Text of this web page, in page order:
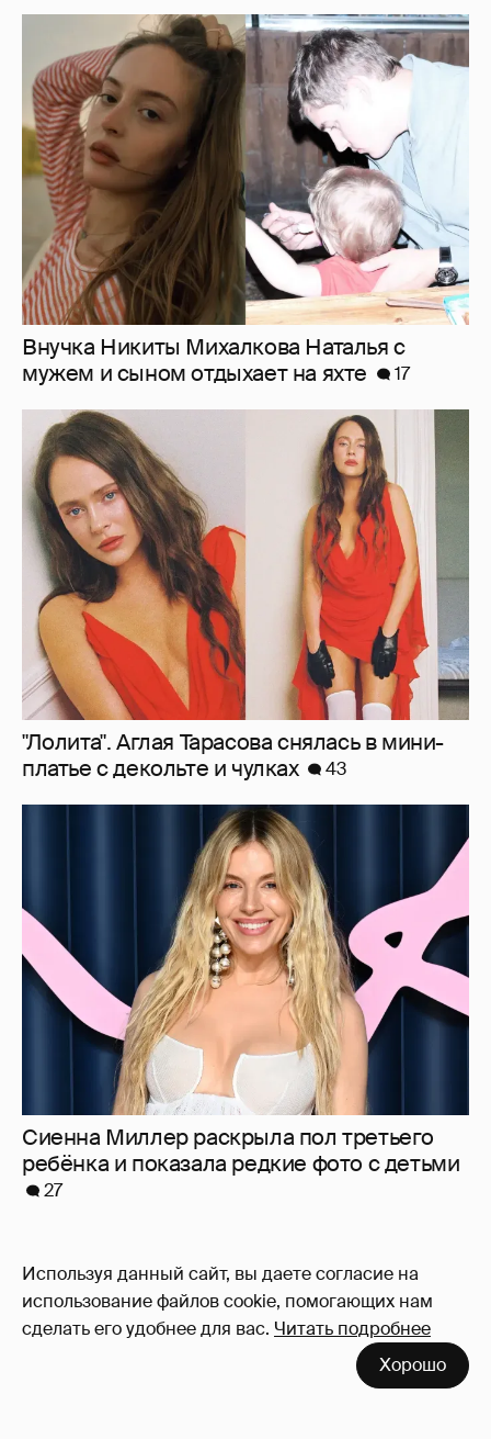
Используя данный сайт, вы даете согласие на
использование файлов cookie, помогающих нам
сделать его удобнее для вас. Читать подробнее
Хорошо
Внучка Никиты Михалкова Наталья с
мужем и сыном отдыхает на яхте
17
"Лолита". Аглая Тарасова снялась в мини-
платье с декольте и чулках
43
Сиенна Миллер раскрыла пол третьего
ребёнка и показала редкие фото с детьми
27